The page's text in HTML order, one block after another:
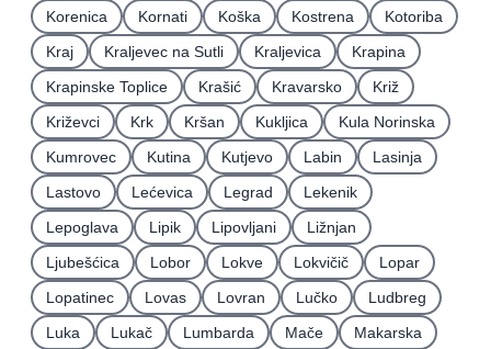
Korenica
Kornati Koška Kostrena
Kotoriba
Kraj
Kraljevec na Sutli Kraljevica
Krapina
Krapinske Toplice
Krašić Kravarsko
Križ
Križevci
Krk Kršan Kukljica
Kula Norinska
Kumrovec
Kutina Kutjevo Labin
Lasinja
Lastovo
Lećevica Legrad
Lekenik
Lepoglava
Lipik Lipovljani
Ližnjan
Ljubešćica
Lobor Lokve Lokvičič
Lopar
Lopatinec
Lovas Lovran Lučko
Ludbreg
Luka
Lukač Lumbarda Mače Makarska